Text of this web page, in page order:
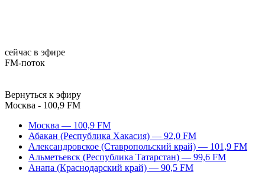
сейчас в эфире
FM-поток
Вернуться к эфиру
Москва - 100,9 FM
Москва — 100,9 FM
Абакан (Республика Хакасия) — 92,0 FM
Александровское (Ставропольский край) — 101,9 FM
Альметьевск (Республика Татарстан) — 99,6 FM
Анапа (Краснодарский край) — 90,5 FM